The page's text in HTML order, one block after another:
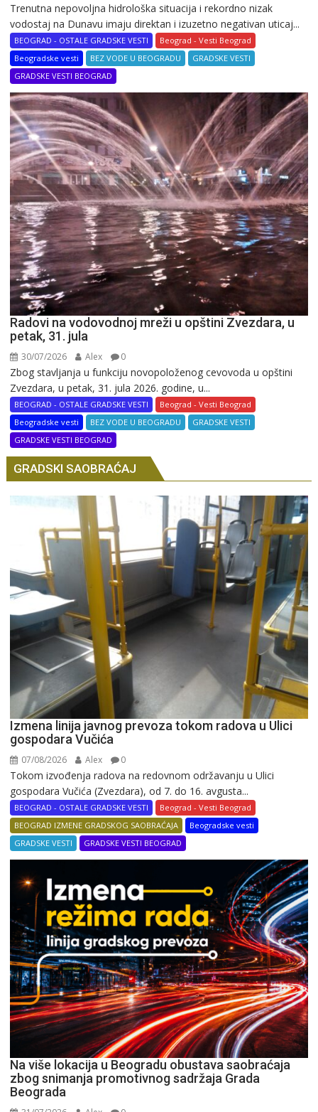
Trenutna nepovoljna hidrološka situacija i rekordno nizak
vodostaj na Dunavu imaju direktan i izuzetno negativan uticaj...
BEOGRAD - OSTALE GRADSKE VESTI
Beograd - Vesti Beograd
Beogradske vesti
BEZ VODE U BEOGRADU
GRADSKE VESTI
GRADSKE VESTI BEOGRAD
Radovi na vodovodnoj mreži u opštini Zvezdara, u
petak, 31. jula
30/07/2026 Alex 0
Zbog stavljanja u funkciju novopoloženog cevovoda u opštini
Zvezdara, u petak, 31. jula 2026. godine, u...
BEOGRAD - OSTALE GRADSKE VESTI
Beograd - Vesti Beograd
Beogradske vesti
BEZ VODE U BEOGRADU
GRADSKE VESTI
GRADSKE VESTI BEOGRAD
GRADSKI SAOBRAĆAJ
Izmena linija javnog prevoza tokom radova u Ulici
gospodara Vučića
07/08/2026 Alex 0
Tokom izvođenja radova na redovnom održavanju u Ulici
gospodara Vučića (Zvezdara), od 7. do 16. avgusta...
BEOGRAD - OSTALE GRADSKE VESTI
Beograd - Vesti Beograd
BEOGRAD IZMENE GRADSKOG SAOBRAĆAJA
Beogradske vesti
GRADSKE VESTI
GRADSKE VESTI BEOGRAD
Na više lokacija u Beogradu obustava saobraćaja
zbog snimanja promotivnog sadržaja Grada
Beograda